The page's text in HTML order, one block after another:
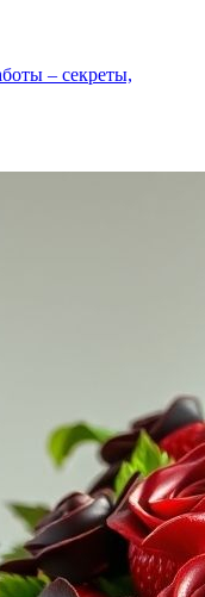
– секреты,